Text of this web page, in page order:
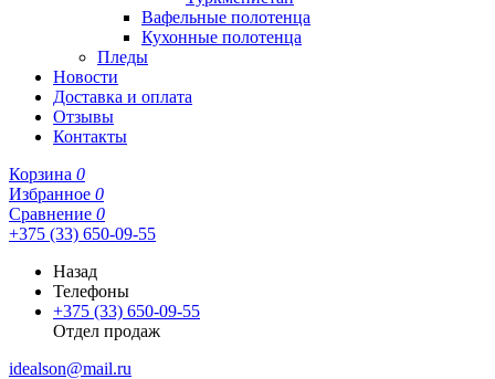
Вафельные полотенца
Кухонные полотенца
Пледы
Новости
Доставка и оплата
Отзывы
Контакты
Корзина 0
Избранное 0
Сравнение 0
+375 (33) 650-09-55
Назад
Телефоны
+375 (33) 650-09-55
Отдел продаж
idealson@mail.ru